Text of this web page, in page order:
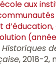
aux
, 2018-2,